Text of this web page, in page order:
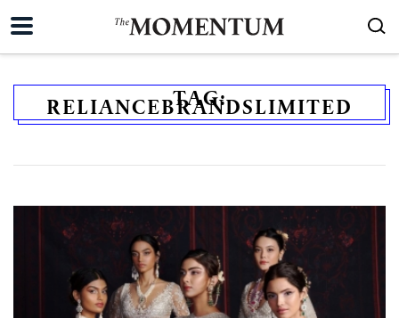
TAG:
RELIANCEBRANDSLIMITED